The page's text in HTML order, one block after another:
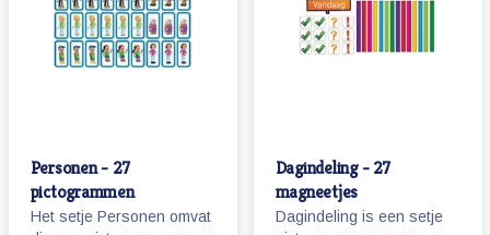
Personen - 27
pictogrammen
Het setje Personen omvat
Dagindeling - 27
magneetjes
Dagindeling is een setje